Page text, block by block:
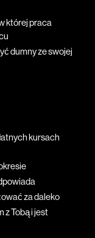
której praca
dumny ze swojej
kursach
za daleko
z Tobą i jest